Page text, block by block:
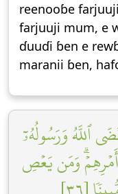
reenooɓe
farjuuji mum, e
ɗuuɗi ɓen e
maranii ɓen,
ٱللَّهُ وَرَسُولُهُۥٓ
وَمَن يَعۡصِ